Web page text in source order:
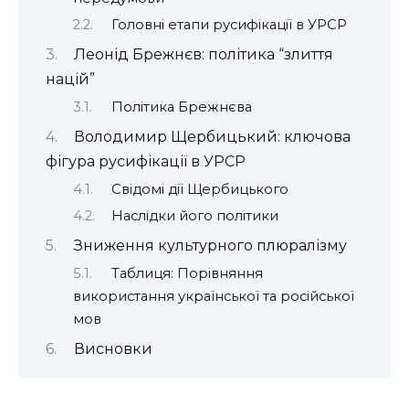
Головні етапи русифікації в УРСР
Леонід Брежнєв: політика “злиття
націй”
Політика Брежнєва
Володимир Щербицький: ключова
фігура русифікації в УРСР
Свідомі дії Щербицького
Наслідки його політики
Зниження культурного плюралізму
Таблиця: Порівняння
використання української та російської
мов
Висновки